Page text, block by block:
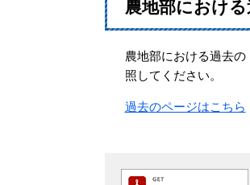
農地部における
農地部における過去
照してください。
過去のページはこちら